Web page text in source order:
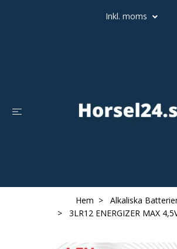
Inkl. moms
Hem
Alkaliska
3LR12 ENERGIZER MAX